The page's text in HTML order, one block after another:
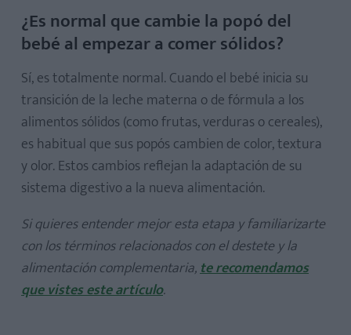
¿Es normal que cambie la popó del
bebé al empezar a comer sólidos?
Sí, es totalmente normal. Cuando el bebé inicia su
transición de la leche materna o de fórmula a los
alimentos sólidos (como frutas, verduras o cereales),
es habitual que sus popós cambien de color, textura
y olor. Estos cambios reflejan la adaptación de su
sistema digestivo a la nueva alimentación.
Si quieres entender mejor esta etapa y familiarizarte
con los términos relacionados con el destete y la
alimentación complementaria,te recomendamos
que vistes este artículo.